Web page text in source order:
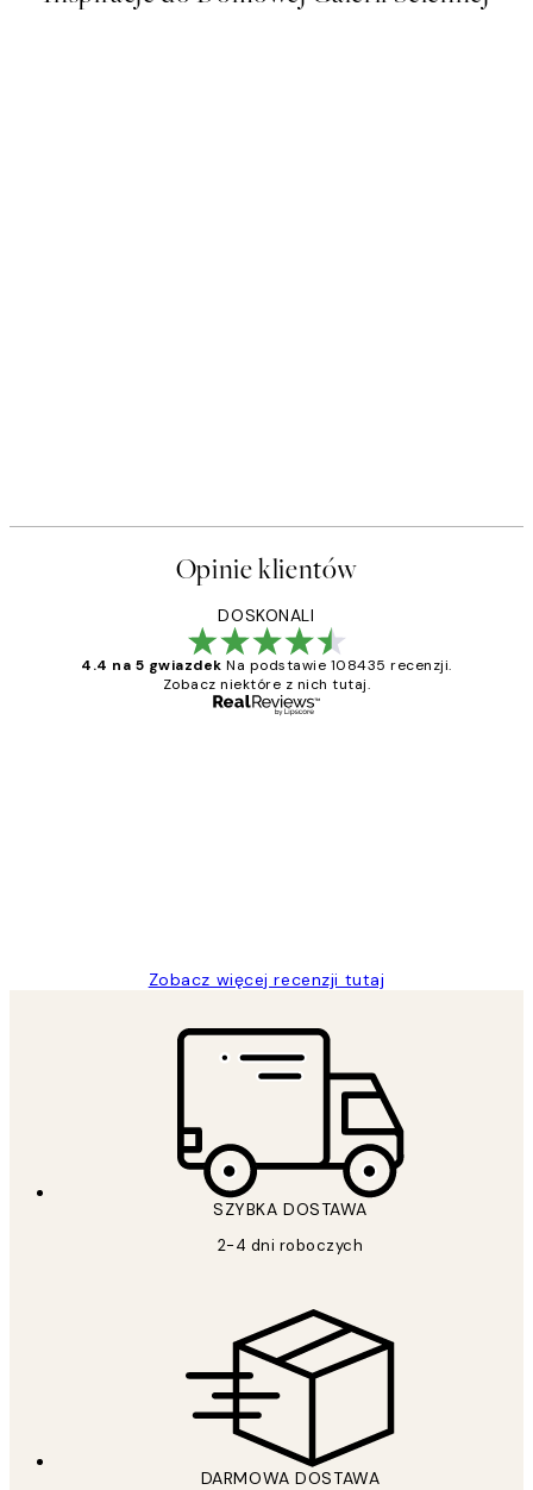
Opinie klientów
DOSKONALI
4.4 na 5 gwiazdek Na podstawie 108435 recenzji.
Zobacz niektóre z nich tutaj.
Zobacz więcej recenzji tutaj
SZYBKA DOSTAWA
2-4 dni roboczych
DARMOWA DOSTAWA